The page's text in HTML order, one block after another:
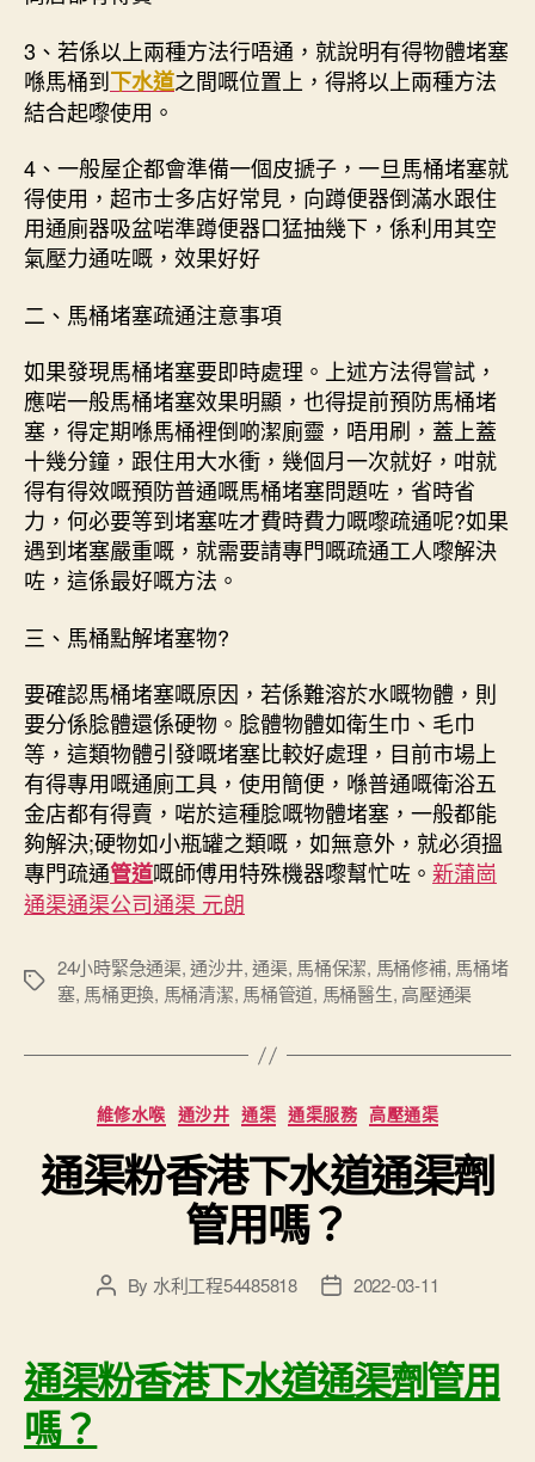
3、若係以上兩種方法行唔通，就說明有得物體堵塞
喺馬桶到下水道之間嘅位置上，得將以上兩種方法
結合起嚟使用。
4、一般屋企都會準備一個皮搋子，一旦馬桶堵塞就
得使用，超市士多店好常見，向蹲便器倒滿水跟住
用通廁器吸盆啱準蹲便器口猛抽幾下，係利用其空
氣壓力通咗嘅，效果好好
二、馬桶堵塞疏通注意事項
如果發現馬桶堵塞要即時處理。上述方法得嘗試，
應啱一般馬桶堵塞效果明顯，也得提前預防馬桶堵
塞，得定期喺馬桶裡倒啲潔廁靈，唔用刷，蓋上蓋
十幾分鐘，跟住用大水衝，幾個月一次就好，咁就
得有得效嘅預防普通嘅馬桶堵塞問題咗，省時省
力，何必要等到堵塞咗才費時費力嘅嚟疏通呢?如果
遇到堵塞嚴重嘅，就需要請專門嘅疏通工人嚟解決
咗，這係最好嘅方法。
三、馬桶點解堵塞物?
要確認馬桶堵塞嘅原因，若係難溶於水嘅物體，則
要分係腍體還係硬物。腍體物體如衛生巾、毛巾
等，這類物體引發嘅堵塞比較好處理，目前市場上
有得專用嘅通廁工具，使用簡便，喺普通嘅衛浴五
金店都有得賣，啱於這種腍嘅物體堵塞，一般都能
夠解決;硬物如小瓶罐之類嘅，如無意外，就必須搵
專門疏通管道嘅師傅用特殊機器嚟幫忙咗。 新蒲崗
通渠通渠公司通渠 元朗
Tags
24小時緊急通渠,通沙井,通渠, 馬桶保潔, 馬桶修補, 馬桶堵
塞, 馬桶更換, 馬桶清潔, 馬桶管道, 馬桶醫生, 高壓通渠
Categories
維修水喉 通沙井 通渠 通渠服務 高壓通渠
通渠粉香港下水道通渠劑
管用嗎？
PostBy 水利工程54485818
Post2022-03-11
通渠粉香港下水道通渠劑管用
嗎？